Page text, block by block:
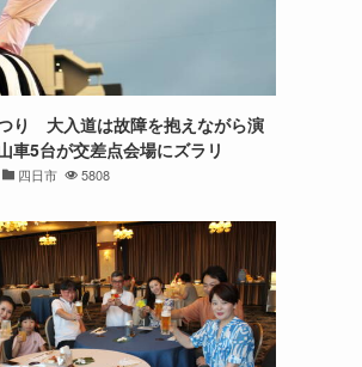
り 大入道は故障を抱えながら演
5台が交差点会場にズラリ
四日市 5808